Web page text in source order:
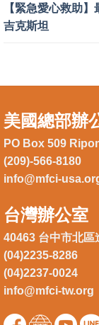
【緊急愛心救助
吉克斯坦
美國總部辦
PO Box 509
(209)-566-8180
info@mfci-
台灣辦公室
40463 台中市北區
(04)2235-8286
(04)2237-0024
info@mfci-tw.org